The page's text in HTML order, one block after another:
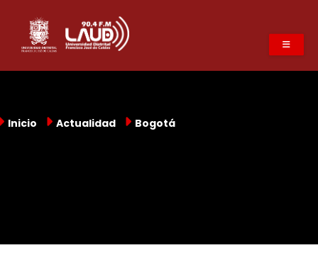
contenido
principal
Inicio Actualidad Bogotá